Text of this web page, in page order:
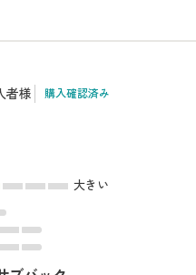
者様 購入確認済み
大きい